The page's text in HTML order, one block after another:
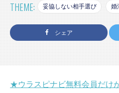
THEME: 妥協しない相手選び 婚
シェア
★ウラスピナビ無料会員だけ